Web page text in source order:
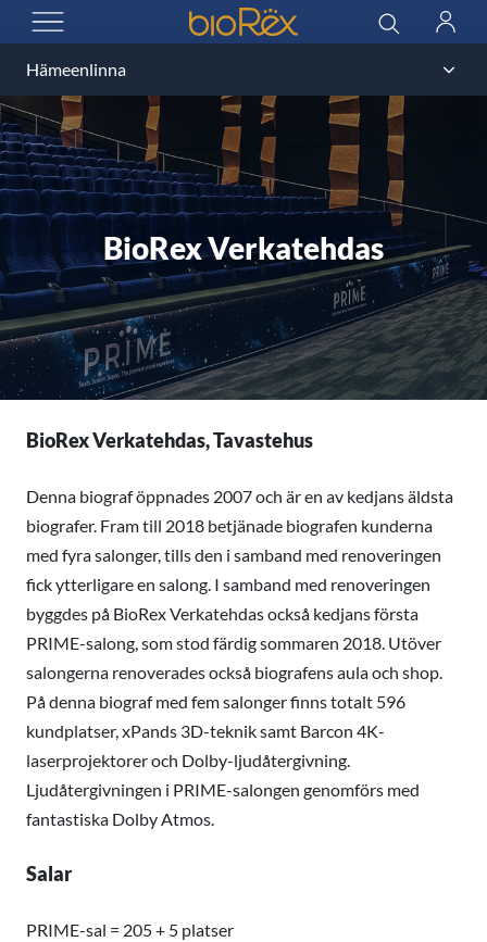
ÖPPNA MENYN
BioRex Cinemas Sök
Logga
BioRex Verkatehdas
BioRex Verkatehdas, Tavastehus
Denna biograf öppnades 2007 och är en av kedjans äldsta
biografer. Fram till 2018 betjänade biografen kunderna
med fyra salonger, tills den i samband med renoveringen
fick ytterligare en salong. I samband med renoveringen
byggdes på BioRex Verkatehdas också kedjans första
PRIME-salong, som stod färdig sommaren 2018. Utöver
salongerna renoverades också biografens aula och shop.
På denna biograf med fem salonger finns totalt 596
kundplatser, xPands 3D-teknik samt Barcon 4K-
laserprojektorer och Dolby-ljudåtergivning.
Ljudåtergivningen i PRIME-salongen genomförs med
fantastiska Dolby Atmos.
Salar
PRIME-sal = 205 + 5 platser